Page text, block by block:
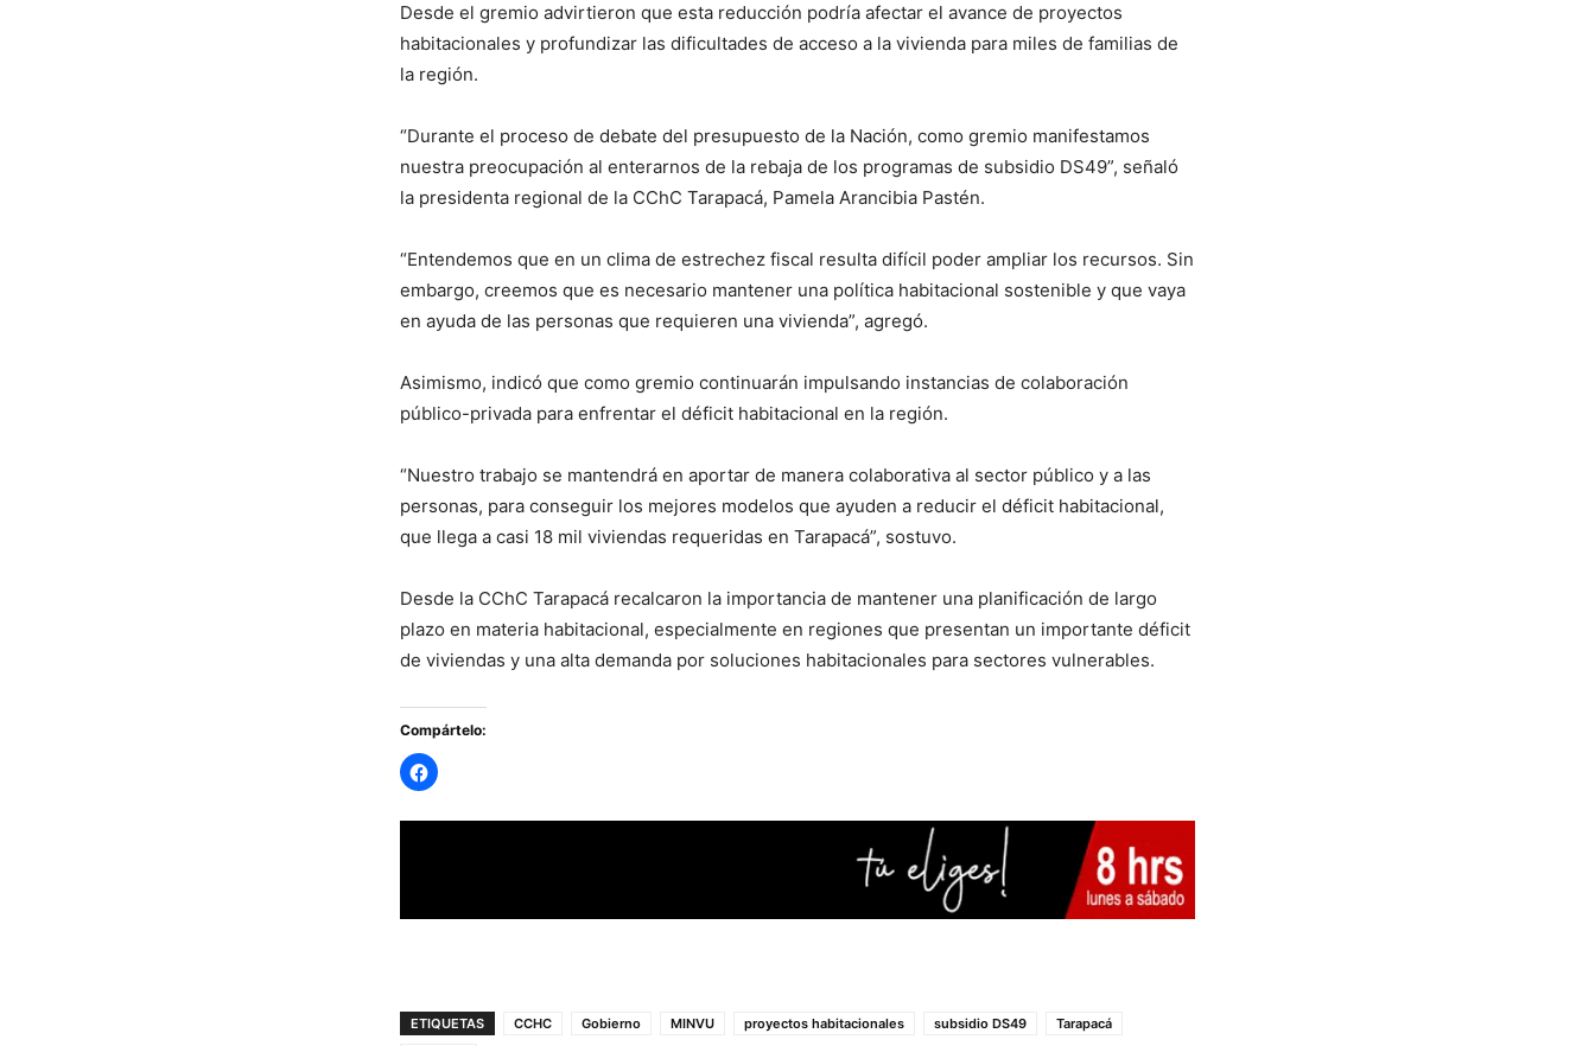
Desde el gremio advirtieron que esta reducción podría afectar el avance de proyectos
habitacionales y profundizar las dificultades de acceso a la vivienda para miles de familias de
la región.
“Durante el proceso de debate del presupuesto de la Nación, como gremio manifestamos
nuestra preocupación al enterarnos de la rebaja de los programas de subsidio DS49”, señaló
la presidenta regional de la CChC Tarapacá, Pamela Arancibia Pastén.
“Entendemos que en un clima de estrechez fiscal resulta difícil poder ampliar los recursos. Sin
embargo, creemos que es necesario mantener una política habitacional sostenible y que vaya
en ayuda de las personas que requieren una vivienda”, agregó.
Asimismo, indicó que como gremio continuarán impulsando instancias de colaboración
público-privada para enfrentar el déficit habitacional en la región.
“Nuestro trabajo se mantendrá en aportar de manera colaborativa al sector público y a las
personas, para conseguir los mejores modelos que ayuden a reducir el déficit habitacional,
que llega a casi 18 mil viviendas requeridas en Tarapacá”, sostuvo.
Desde la CChC Tarapacá recalcaron la importancia de mantener una planificación de largo
plazo en materia habitacional, especialmente en regiones que presentan un importante déficit
de viviendas y una alta demanda por soluciones habitacionales para sectores vulnerables.
Compártelo:
ETIQUETAS CCHC Gobierno MINVU proyectos habitacionales subsidio DS49
Tarapacá